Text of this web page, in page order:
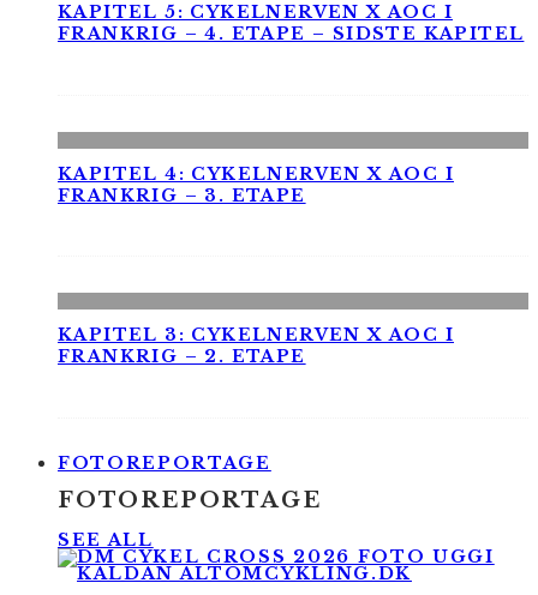
KAPITEL 5: CYKELNERVEN X AOC I
FRANKRIG – 4. ETAPE – SIDSTE KAPITEL
KAPITEL 4: CYKELNERVEN X AOC I
FRANKRIG – 3. ETAPE
KAPITEL 3: CYKELNERVEN X AOC I
FRANKRIG – 2. ETAPE
FOTOREPORTAGE
FOTOREPORTAGE
SEE ALL